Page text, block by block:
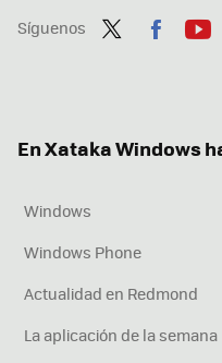
Síguenos
En Xataka Windows
Windows
Windows Phone
Actualidad en Redmond
La aplicación de la semana